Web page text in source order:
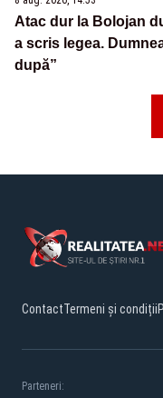
Atac dur la Bolojan
a scris legea.
după”
ContactTermeni și condiții
Parteneri: